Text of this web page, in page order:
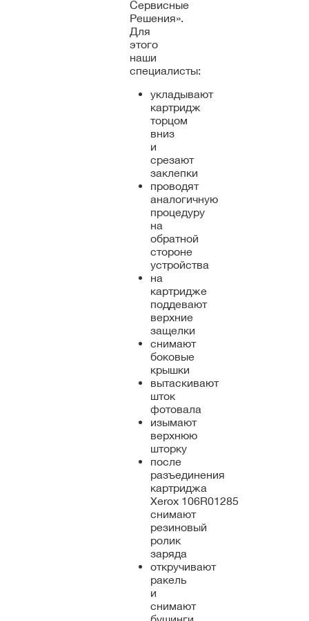
Сервисные
Решения».
Для
этого
наши
специалисты:
укладывают
картридж
торцом
вниз
и
срезают
заклепки
проводят
аналогичную
процедуру
на
обратной
стороне
устройства
на
картридже
поддевают
верхние
защелки
снимают
боковые
крышки
вытаскивают
шток
фотовала
изымают
верхнюю
шторку
после
разъединения
картриджа
Xerox 106R01285
снимают
резиновый
ролик
заряда
откручивают
ракель
и
снимают